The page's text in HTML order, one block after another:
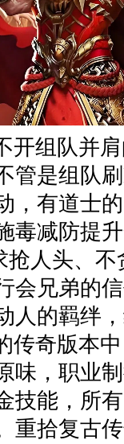
开组队并
管是组队
，有道士
毒减防提
人头、
会兄弟的
人的羁绊
传奇版本
味，职业
技能，所
重拾复古